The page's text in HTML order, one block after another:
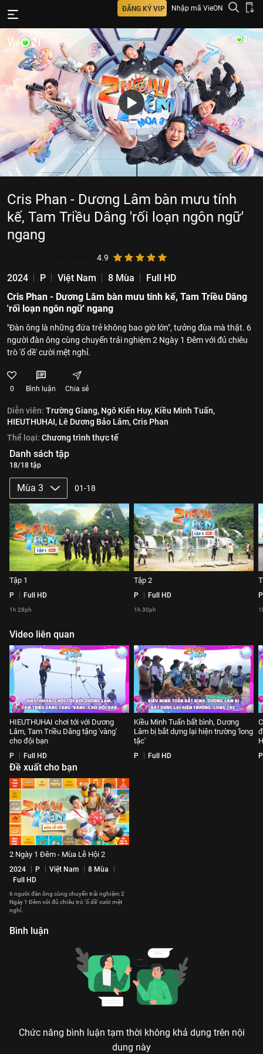
ĐĂNG KÝ VIP Nhập mã VieON
Cris Phan - Dương Lâm bàn mưu tính
kế, Tam Triều Dâng 'rối loạn ngôn ngữ'
ngang
4.9
2024 P Việt Nam 8 Mùa
Full HD
Cris Phan - Dương Lâm bàn mưu tính kế, Tam Triều Dâng
'rối loạn ngôn ngữ' ngang
"Đàn ông là những đứa trẻ không bao giờ lớn", tưởng đùa mà thật. 6
người đàn ông cùng chuyến trải nghiệm 2 Ngày 1 Đêm với đủ chiêu
trò 'ố dề' cười mệt nghỉ.
0 Bình luận Chia sẻ
Diễn viên: Trường Giang, Ngô Kiến Huy, Kiều Minh Tuấn,
HIEUTHUHAI, Lê Dương Bảo Lâm,Cris Phan
Thể loại: Chương trình thực tế
Danh sách tập
18/18 tập
Mùa 3 01-18
Tập 1
P Full HD
1h 28ph
Tập 2
P Full HD
1h 30ph
P
Video liên quan
HIEUTHUHAI chơi tới với Dương
Lâm, Tam Triều Dâng tặng 'vàng'
cho đội bạn
P Full HD
Kiều Minh Tuấn bất bình, Dương
Lâm bị bắt dựng lại hiện trường 'long
tặc'
P Full HD P
Đề xuất cho bạn
2 Ngày 1 Đêm - Mùa Lễ Hội 2
2024 P Việt Nam
8 Mùa
Full HD
6 người đàn ông cùng chuyến trải nghiệm 2
Ngày 1 Đêm với đủ chiêu trò 'ố dề' cười mệt
nghỉ.
Bình luận
Chức năng bình luận tạm thời không khả dụng trên nội
dung này